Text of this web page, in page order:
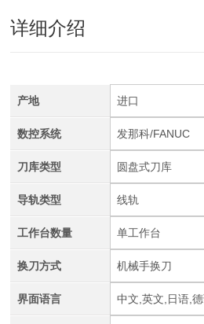
详细介绍
产地 进口
数控系统 发那科/FANUC
刀库类型 圆盘式刀库
导轨类型 线轨
工作台数量 单工作台
换刀方式 机械手换刀
界面语言 中文,英文,日语,